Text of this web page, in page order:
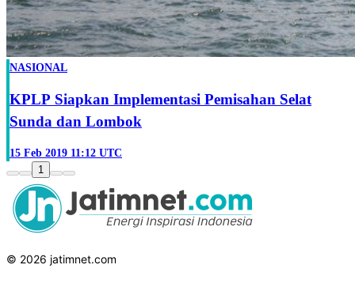
NASIONAL
KPLP Siapkan Implementasi Pemisahan Selat
Sunda dan Lombok
15 Feb 2019 11:12 UTC
1
© 2026 jatimnet.com